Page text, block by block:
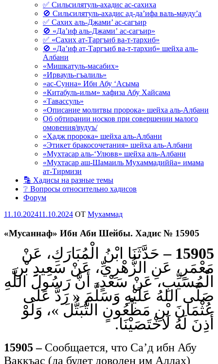
✅ Сильсилятуль-ахадис ас-сахиха
🚫 Сильсилятуль-ахадис ад-да’ифа валь-мауду’а
✅ Сахих аль-Джами’ ас-сагъир
🚫 «Да’иф аль-Джами’ ас-сагъир»
✅ «Сахих ат-Таргъиб ва-т-тархиб»
🚫 «Да’иф ат-Таргъиб ва-т-тархиб» шейха аль-
Албани
«Мишкатуль-масабих»
«Ирвауль-гъалиль»
«ас-Сунна» Ибн Абу ‘Асыма
«Китабуль-ильм» хафиза Абу Хайсама
«Тавассуль»
«Описание молитвы пророка» шейха аль-Албани
Об обтирании носков при совершении малого
омовения/вудуъ/
«Хадж пророка» шейха аль-Албани
«Этикет бракосочетания» шейха аль-Албани
«Мухтасар аль-‘Улювв» шейха аль-Албани
«Мухтасар аш-Шамаиль Мухаммадиййа» имама
ат-Тирмизи
🔡 Хадисы на разные темы
❔ Вопросы относительно хадисов
Форум
Опубликовано
11.10.202411.10.2024 OT Мухаммад
«Мусаннаф» Ибн Аби Шейбы. Хадис № 15905
15905 –
حَدَّثَنَا ابْنُ الْمُبَارَكِ، عَنْ
مَعْمَرٍ، عَنِ الزُّهْرِيِّ، عَنْ سَعِيدِ بْنِ
الْمُسَيِّبِ، عَنْ سَعْدٍ، أَنَّ رَسُولَ اللَّهِ
صَلَّى اللهُ عَلَيْهِ وَسَلَّمَ « رَدَّ عَلَى
عُثْمَانَ بْنِ مَظْعُونٍ التَّبَتُّلَ »، وَلَوْ
أَذِنَ لَهُ لَاخْتَصَيْنَا.
15905 –Сообщается, что Са’д ибн Абу
Ваккъас (да будет доволен им Аллах)